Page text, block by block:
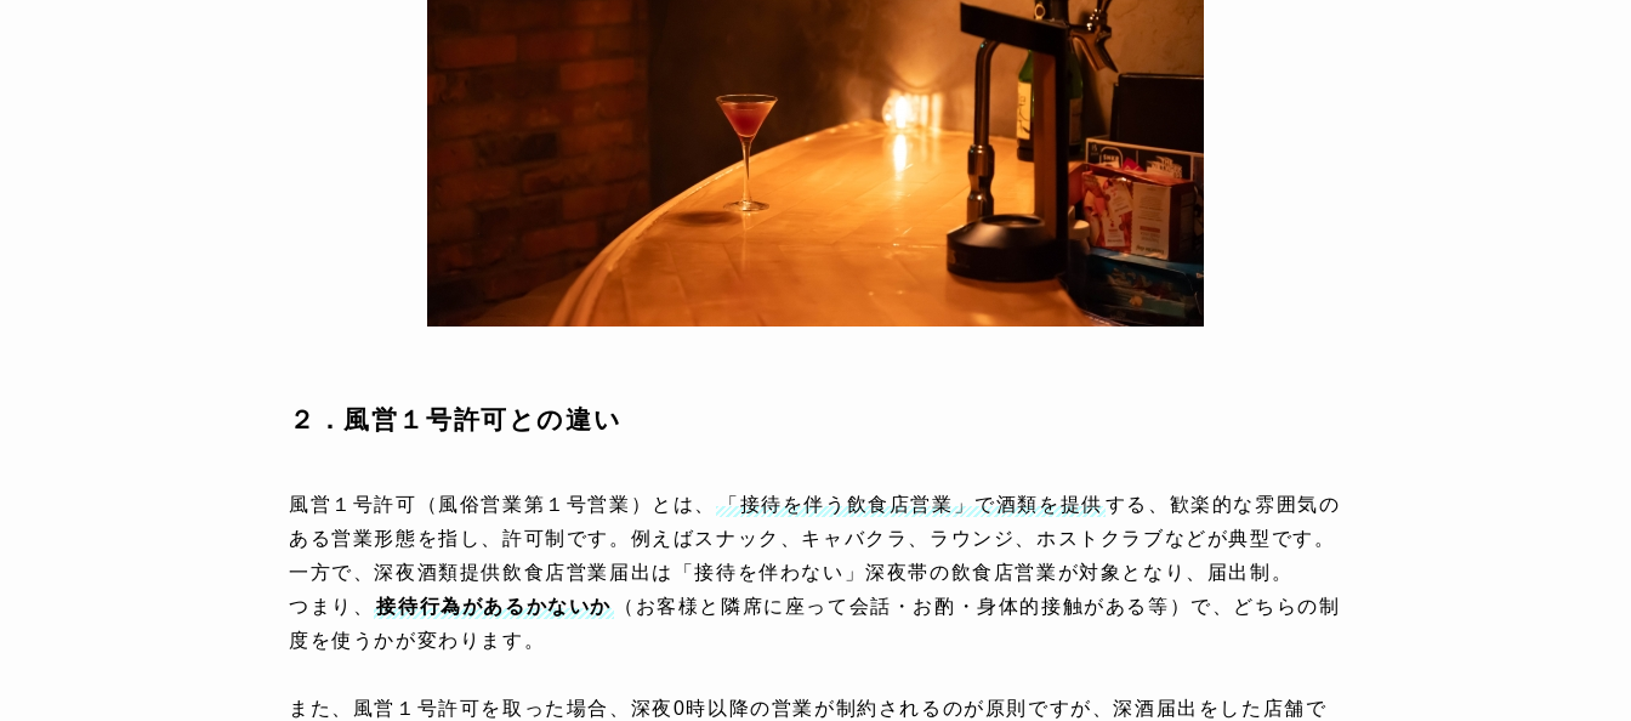
２．風営１号許可との違い
風営１号許可（風俗営業第１号営業）とは、 「接待を伴う飲食店営業」で酒類を提供する、歓楽的な雰囲気の
ある営業形態を指し、許可制です。例えばスナック、キャバクラ、ラウンジ、ホストクラブなどが典型です。
一方で、深夜酒類提供飲食店営業届出は「接待を伴わない」深夜帯の飲食店営業が対象となり、届出制。
つまり、接待行為があるかないか
（お客様と隣席に座って会話・お酌・身体的接触がある等）で、どちらの制
度を使うかが変わります。
また、風営１号許可を取った場合、深夜0時以降の営業が制約されるのが原則ですが、深酒届出をした店舗で